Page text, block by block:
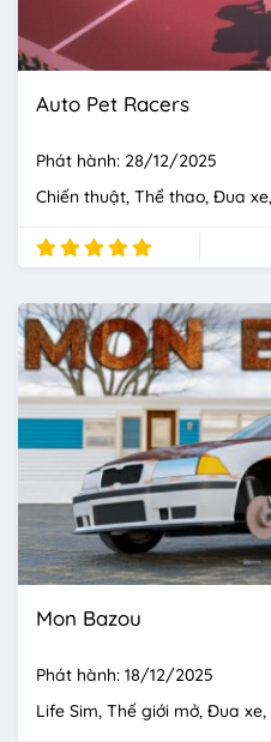
Auto Pet Racers
Phát hành: 28/12/2025
Chiến thuật Thể thao Đua xe
Mon Bazou
Phát hành: 18/12/2025
Life Sim Thế giới mở Đua xe